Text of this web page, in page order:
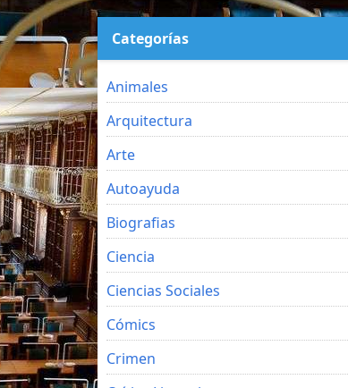
Categorías
Animales
Arquitectura
Arte
Autoayuda
Biografias
Ciencia
Ciencias Sociales
Cómics
Crimen